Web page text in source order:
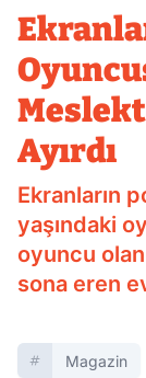
Ayırdı
Ekranların
yaşındaki
oyuncu
sona eren
Magazin